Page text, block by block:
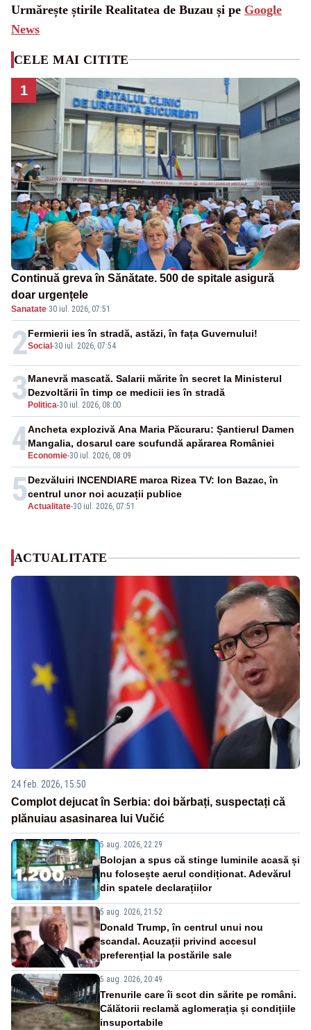
Urmărește știrile Realitatea de Buzau și pe Google
News
CELE MAI CITITE
1
Continuă greva în Sănătate. 500 de spitale asigură
doar urgențele
Sanatate·30 iul. 2026, 07:51
2Social -30 iul. 2026, 07:54
Fermierii ies în stradă, astăzi, în fața Guvernului!
3 Politica-30 iul. 2026, 08:00
Manevră mascată. Salarii mărite în secret la Ministerul
Dezvoltării în timp ce medicii ies în stradă
4 Economie-30 iul. 2026, 08:09
Ancheta explozivă Ana Maria Păcuraru: Șantierul Damen
Mangalia, dosarul care scufundă apărarea României
5Actualitate-30 iul. 2026, 07:51
Dezvăluiri INCENDIARE marca Rizea TV: Ion Bazac, în
centrul unor noi acuzații publice
ACTUALITATE
24 feb. 2026, 15:50
Complot dejucat în Serbia: doi bărbați, suspectați că
plănuiau asasinarea lui Vučić
5 aug. 2026, 22:29
Bolojan a spus că stinge luminile acasă și
nu folosește aerul condiționat. Adevărul
din spatele declarațiilor
5 aug. 2026, 21:52
Donald Trump, în centrul unui nou
scandal. Acuzații privind accesul
preferențial la postările sale
5 aug. 2026, 20:49
Trenurile care îi scot din sărite pe români.
Călătorii reclamă aglomerația și condițiile
insuportabile